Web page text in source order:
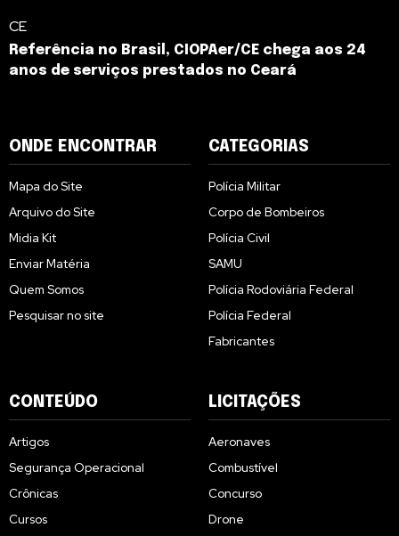
CE
Referência no Brasil, CIOPAer/CE chega aos 24
anos de serviços prestados no Ceará
ONDE ENCONTRAR
Mapa do Site
Arquivo do Site
Midia Kit
Enviar Matéria
Quem Somos
Pesquisar no site
CATEGORIAS
Polícia Militar
Corpo de Bombeiros
Polícia Civil
SAMU
Polícia Rodoviária Federal
Polícia Federal
Fabricantes
CONTEÚDO
Artigos
Segurança Operacional
Crônicas
Cursos
LICITAÇÕES
Aeronaves
Combustível
Concurso
Drone